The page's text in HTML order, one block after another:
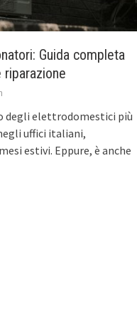
Guida completa
riparazione
degli elettrodomestici più
uffici italiani,
estivi. Eppure, è anche